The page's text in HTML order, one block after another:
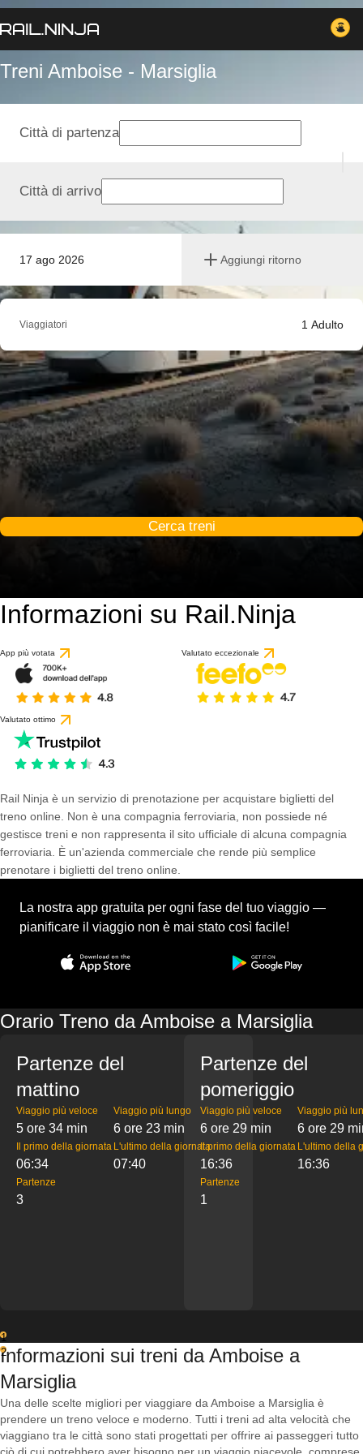
Treni Amboise - Marsiglia
17 ago 2026 Aggiungi ritorno
Città di partenza
Città di arrivo
Viaggiatori 1 Adulto
Cerca treni
Informazioni su Rail.Ninja
App più votata Valutato eccezionale
Valutato ottimo
Rail Ninja è un servizio di prenotazione per acquistare biglietti del
treno online. Non è una compagnia ferroviaria, non possiede né
gestisce treni e non rappresenta il sito ufficiale di alcuna compagnia
ferroviaria. È un'azienda commerciale che rende più semplice
prenotare i biglietti del treno online.
La nostra app gratuita per ogni fase del tuo viaggio —
pianificare il viaggio non è mai stato così facile!
Orario Treno da Amboise a Marsiglia
Partenze del
mattino
Viaggio più veloce
5 ore 34 min
Viaggio più lungo
6 ore 23 min
Il primo della giornata
06:34
L'ultimo della giornata
07:40
Partenze
3
Partenze del
pomeriggio
Viaggio più veloce
6 ore 29 min
Viaggio più
6 ore 29
Il primo della giornata
16:36
L'ultimo della
16:36
Partenze
1
1
2
Informazioni sui treni da Amboise a
Marsiglia
Una delle scelte migliori per viaggiare da Amboise a Marsiglia è
prendere un treno veloce e moderno. Tutti i treni ad alta velocità che
viaggiano tra le città sono stati progettati per offrire ai passeggeri tutto